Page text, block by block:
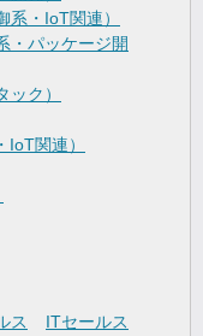
系・IoT関連）
・パッケージ開
ク）
関連）
ス
ITセールス